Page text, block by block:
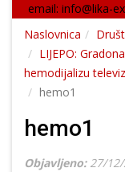
email: info@lika-
Naslovnica
LIJEPO:
hemodijalizu
hemo1
hemo1
Objavljeno: 27/